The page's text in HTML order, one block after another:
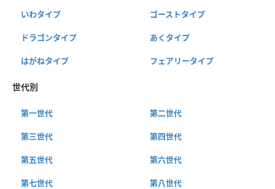
いわタイプ ゴーストタイプ
ドラゴンタイプ あくタイプ
はがねタイプ フェアリータイプ
世代別
第一世代 第二世代
第三世代 第四世代
第五世代 第六世代
第七世代 第八世代